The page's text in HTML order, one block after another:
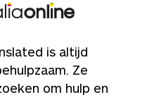
is altijd
Ze
om hulp en